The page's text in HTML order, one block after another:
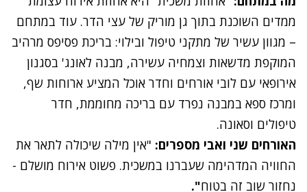
ממדים השוכנת בתוך גן מוריק של עצי הדר. עוד במתחם
– מגוון עשיר של מתקני טיפול ובילוי: בריכת פסיפס מרהיב
המוקפת מדשאות וצמחיה עשירה, מבנה לאונג' בסגנון
אירופאי עם לובי אורחים וחדר אוכל המציע ארוחות שף,
ומרכז ספא במבנה נפרד עם בריכה מחוממת, חדר
טיפולים וסאונה.
האורחים שני ואבי מספרים: "אין מילה שיכולה לתאר את
החוויה המדהימה שעברנו במשכית. פשוט אירוח מושלם -
נחזור שוב זה בטוח".